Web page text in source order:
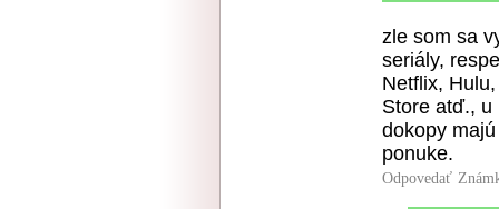
zle som sa
seriály,
Netflix,
Store atď., u
dokopy
ponuke.
Odpovedať